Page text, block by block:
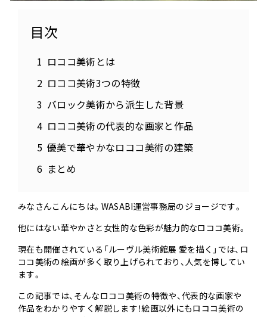
目次
ロココ美術とは
ロココ美術3つの特徴
バロック美術から派生した背景
ロココ美術の代表的な画家と作品
優美で華やかなロココ美術の建築
まとめ
みなさんこんにちは。WASABI運営事務局のジョージです。
他にはない華やかさと女性的な色彩が魅力的なロココ美術。
現在も開催されている「ルーヴル美術館展 愛を描く」では、ロ
ココ美術の絵画が多く取り上げられており、人気を博してい
ます。
この記事では、そんなロココ美術の特徴や、代表的な画家や
作品をわかりやすく解説します！絵画以外にもロココ美術の